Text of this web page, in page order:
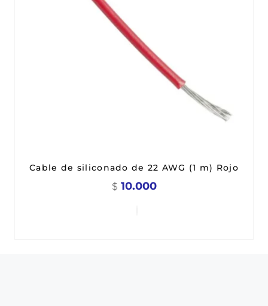
Cable de siliconado de 22 AWG (1 m) Rojo
$ 10.000